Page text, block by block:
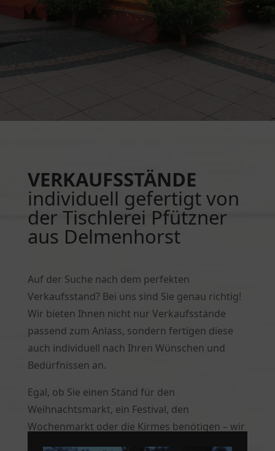
VERKAUFSSTÄNDE
individuell gefertigt von
der Tischlerei Pfützner
aus Delmenhorst
Auf der Suche nach dem perfekten
Verkaufsstand? Bei uns sind Sie genau richtig!
Wir bieten Ihnen nicht nur Verkaufsstände
passend zum Anlass, sondern fertigen diese
auch individuell nach Ihren Wünschen und
Bedürfnissen an.
Egal, ob Sie einen Stand für den
Weihnachtsmarkt, ein Festival, den
Wochenmarkt oder die Kirmes benötigen – wir
haben die Lösung für Sie. Unsere